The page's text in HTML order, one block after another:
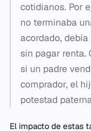
cotidianos. Por
no terminaba
acordado,
sin pagar renta.
si un padre
comprador, el
potestad
El impacto de estas